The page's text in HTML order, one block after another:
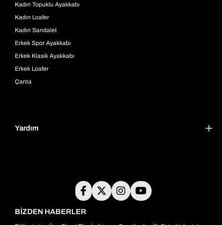
Kadın Topuklu Ayakkabı
Kadın Loafer
Kadın Sandalet
Erkek Spor Ayakkabı
Erkek Klasik Ayakkabı
Erkek Loafer
Çanta
Yardım
BİZDEN HABERLER